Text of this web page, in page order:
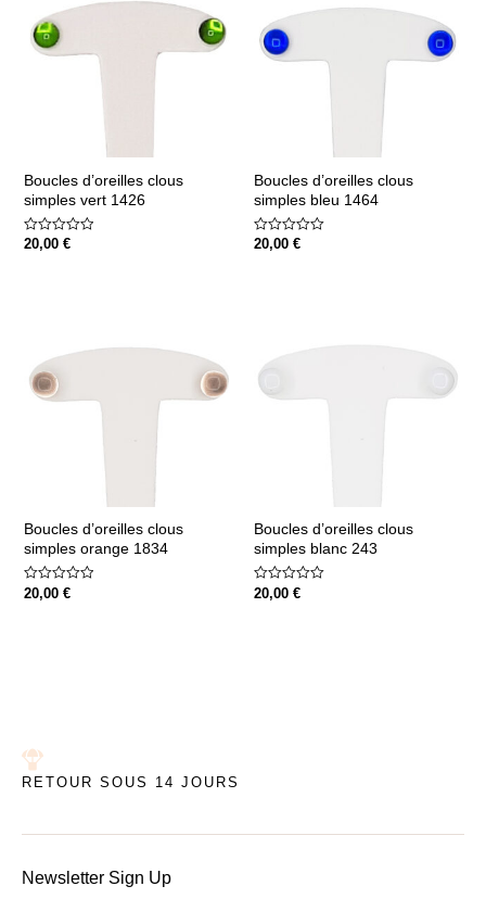
Boucles d’oreilles clous
simples vert 1426
Note
20,00 €
Boucles d’oreilles clous
simples bleu 1464
Note
20,00 €
Boucles d’oreilles clous
simples orange 1834
Note
20,00 €
Boucles d’oreilles clous
simples blanc 243
Note
20,00 €
RETOUR SOUS 14 JOURS
Newsletter Sign Up